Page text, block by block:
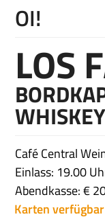
OI!
LOS
Café Central
Einlass: 19.00
Abendkasse: €
Karten verfügbar